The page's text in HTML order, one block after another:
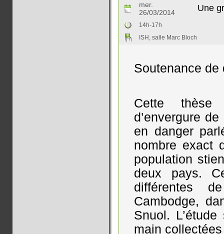
mer.
26/03/2014
Une
14h-17h
ISH, salle Marc Bloch
Soutenance
Cette thèse
d’envergure
en danger
nombre exact
population
deux pays.
différentes
Cambodge,
Snuol.
main